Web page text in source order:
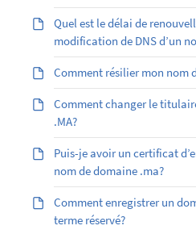
Quel est le délai de
modification de DNS d’un
Comment résilier mon nom
Comment changer le
.MA?
Puis-je avoir un certificat
nom de domaine .ma?
Comment enregistrer un
terme réservé?